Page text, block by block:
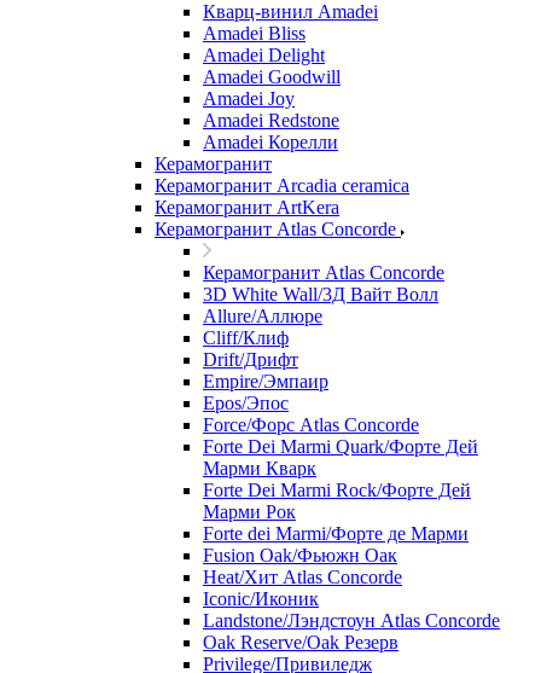
Кварц-винил Amadei
Amadei Bliss
Amadei Delight
Amadei Goodwill
Amadei Joy
Amadei Redstone
Amadei Корелли
Керамогранит
Керамогранит Arcadia ceramica
Керамогранит ArtKera
Керамогранит Atlas Concorde
Керамогранит Atlas Concorde
3D White Wall/3Д Вайт Волл
Allure/Аллюрe
Cliff/Клиф
Drift/Дрифт
Empire/Эмпаир
Epos/Эпос
Force/Фoрс Atlas Concorde
Forte Dei Marmi Quark/Форте Дей
Марми Кварк
Forte Dei Marmi Rock/Форте Дей
Марми Рок
Forte dei Marmi/Форте де Марми
Fusion Oak/Фьюжн Оак
Heat/Xит Atlas Concorde
Iconic/Иконик
Landstone/Лэндстоун Atlas Concorde
Oak Reserve/Оak Резepв
Privilege/Привиледж